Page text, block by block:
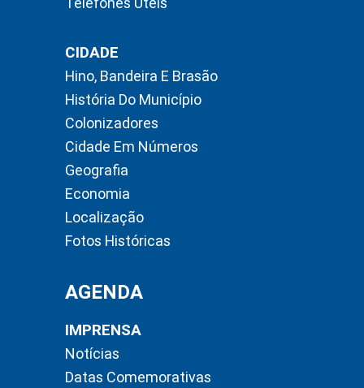
CIDADE
Hino, Bandeira E Brasão
História Do Município
Colonizadores
Cidade Em Números
Geografia
Economia
Localização
Fotos Históricas
AGENDA
IMPRENSA
Notícias
Datas Comemorativas